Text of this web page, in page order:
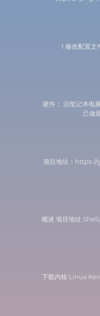
1.修改配置
硬件： 旧笔记本电
己做
项目地址：
概述 项目地址
下载内核 Linux